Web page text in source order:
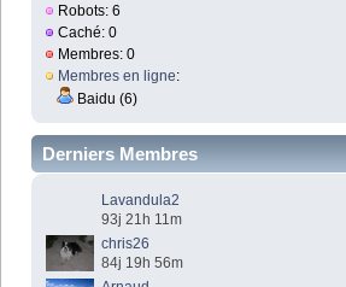
Robots: 6
Caché: 0
Membres: 0
Membres en ligne:
Baidu (6)
Derniers Membres
Lavandula2
93j 21h 11m
chris26
84j 19h 56m